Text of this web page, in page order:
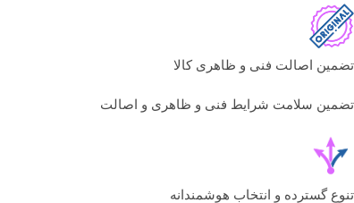
تضمین اصالت فنی و ظاهری کالا
تضمین سلامت شرایط فنی و ظاهری و اصالت
تنوع گسترده و انتخاب هوشمندانه